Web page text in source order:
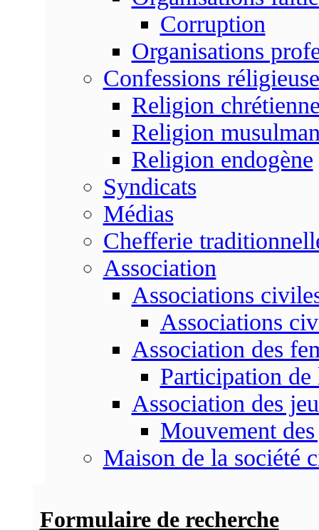
Corruption
Organisations
Confessions
Religion
Religion
Religion endogène
Syndicats
Médias
Chefferie
Association
Associations
Associations
Association des
Participation de
Association des
Mouvement
Maison de la société
Formulaire de recherche